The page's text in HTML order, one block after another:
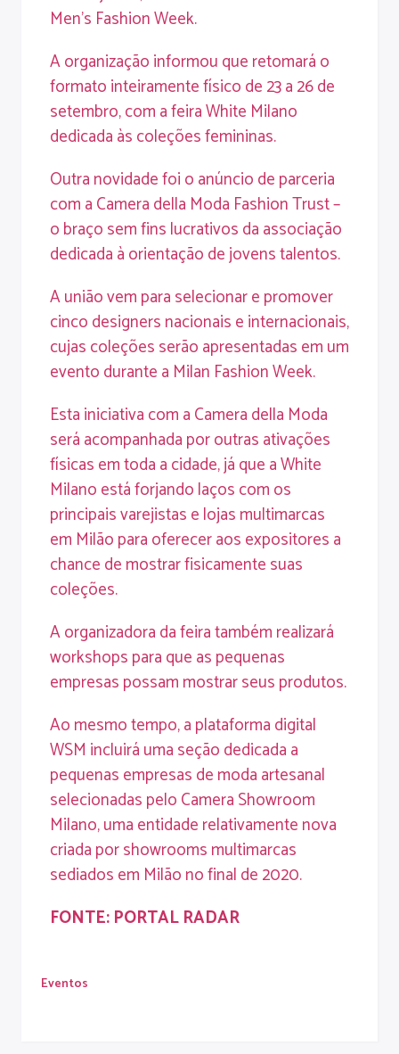
Men’s Fashion Week.
A organização informou que retomará o
formato inteiramente físico de 23 a 26 de
setembro, com a feira White Milano
dedicada às coleções femininas.
Outra novidade foi o anúncio de parceria
com a Camera della Moda Fashion Trust –
o braço sem fins lucrativos da associação
dedicada à orientação de jovens talentos.
A união vem para selecionar e promover
cinco designers nacionais e internacionais,
cujas coleções serão apresentadas em um
evento durante a Milan Fashion Week.
Esta iniciativa com a Camera della Moda
será acompanhada por outras ativações
físicas em toda a cidade, já que a White
Milano está forjando laços com os
principais varejistas e lojas multimarcas
em Milão para oferecer aos expositores a
chance de mostrar fisicamente suas
coleções.
A organizadora da feira também realizará
workshops para que as pequenas
empresas possam mostrar seus produtos.
Ao mesmo tempo, a plataforma digital
WSM incluirá uma seção dedicada a
pequenas empresas de moda artesanal
selecionadas pelo Camera Showroom
Milano, uma entidade relativamente nova
criada por showrooms multimarcas
sediados em Milão no final de 2020.
FONTE:PORTAL RADAR
Eventos